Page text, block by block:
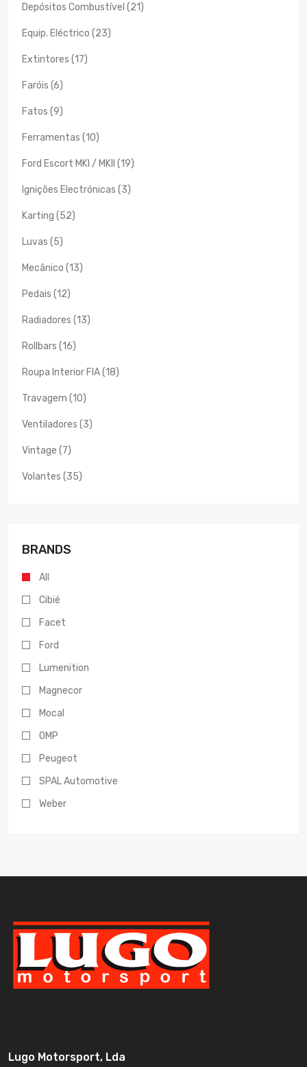
Depósitos Combustível (21)
Equip. Eléctrico (23)
Extintores (17)
Faróis (6)
Fatos (9)
Ferramentas (10)
Ford Escort MKI / MKII (19)
Ignições Electrónicas (3)
Karting (52)
Luvas (5)
Mecânico (13)
Pedais (12)
Radiadores (13)
Rollbars (16)
Roupa Interior FIA (18)
Travagem (10)
Ventiladores (3)
Vintage (7)
Volantes (35)
BRANDS
All
Cibié
Facet
Ford
Lumenition
Magnecor
Mocal
OMP
Peugeot
SPAL Automotive
Weber
Lugo Motorsport, Lda